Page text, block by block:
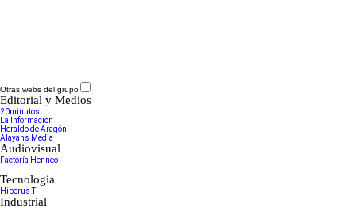
Otras webs del grupo
Editorial y Medios
20minutos
La Información
Heraldo de Aragón
Alayans Media
Audiovisual
Factoría Henneo
Tecnología
Hiberus TI
Industrial